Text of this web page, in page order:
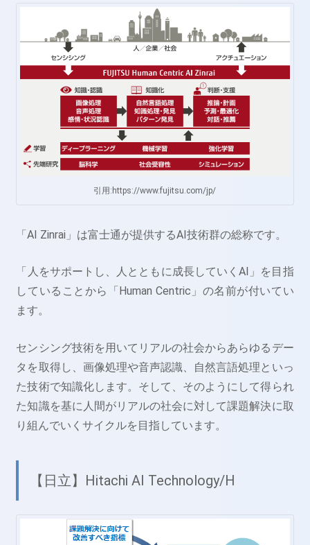
引用:https://www.fujitsu.com/jp/
「AI Zinrai」は富士通が提供するAI技術群の総称です。
「人をサポートし、人とともに成長していくAI」を目指
していることから「Human Centric」の名前が付いてい
ます。
センシング技術を用いてリアルの社会からあらゆるデー
タを取得し、画像処理や音声認識、自然言語処理といっ
た技術で知識化します。そして、そのようにして得られ
た知識を基に人間がリアルの社会に対して課題解決に取
り組んでいくサイクルを目指しています。
【日立】Hitachi AI Technology/H